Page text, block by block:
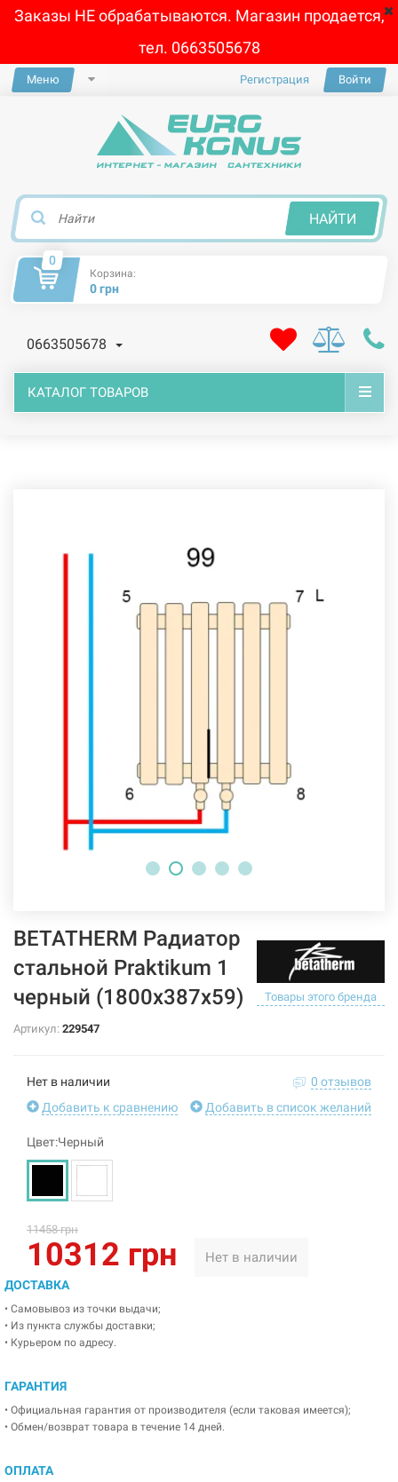
Заказы НЕ обрабатываются. Магазин продается,
тел. 0663505678
Меню Регистрация Войти
НАЙТИ
0
Корзина:
0 грн
0663505678
КАТАЛОГ ТОВАРОВ
BETATHERM Радиатор
стальной Praktikum 1
черный (1800х387х59)
Товары этого бренда
Артикул: 229547
Нет в наличии
0 отзывов
Добавить к сравнению
Добавить в список желаний
Цвет:Черный
11458 грн
10312 грн Нет в наличии
ДОСТАВКА
• Самовывоз из точки выдачи;
• Из пункта службы доставки;
• Курьером по адресу.
ГАРАНТИЯ
• Официальная гарантия от производителя (если таковая имеется);
• Обмен/возврат товара в течение 14 дней.
ОПЛАТА